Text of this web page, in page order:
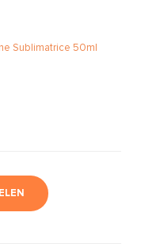
Sublimatrice 50ml